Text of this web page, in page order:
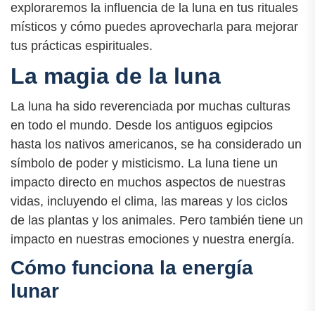
exploraremos la influencia de la luna en tus rituales
místicos y cómo puedes aprovecharla para mejorar
tus prácticas espirituales.
La magia de la luna
La luna ha sido reverenciada por muchas culturas
en todo el mundo. Desde los antiguos egipcios
hasta los nativos americanos, se ha considerado un
símbolo de poder y misticismo. La luna tiene un
impacto directo en muchos aspectos de nuestras
vidas, incluyendo el clima, las mareas y los ciclos
de las plantas y los animales. Pero también tiene un
impacto en nuestras emociones y nuestra energía.
Cómo funciona la energía
lunar